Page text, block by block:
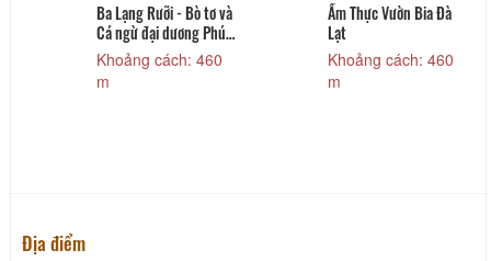
Ba Lạng Rưỡi - Bò tơ và
Cá ngừ đại dương Phú
Yên
Khoảng cách: 460
m
Ẩm Thực Vườn Bia Đà
Lạt
Khoảng cách: 460
m
Địa điểm